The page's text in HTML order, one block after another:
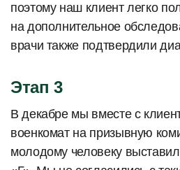
поэтому наш клиент легко
на дополнительное
врачи также подтвердили
Этап 3
В декабре мы вместе с
военкомат на призывную
молодому человеку